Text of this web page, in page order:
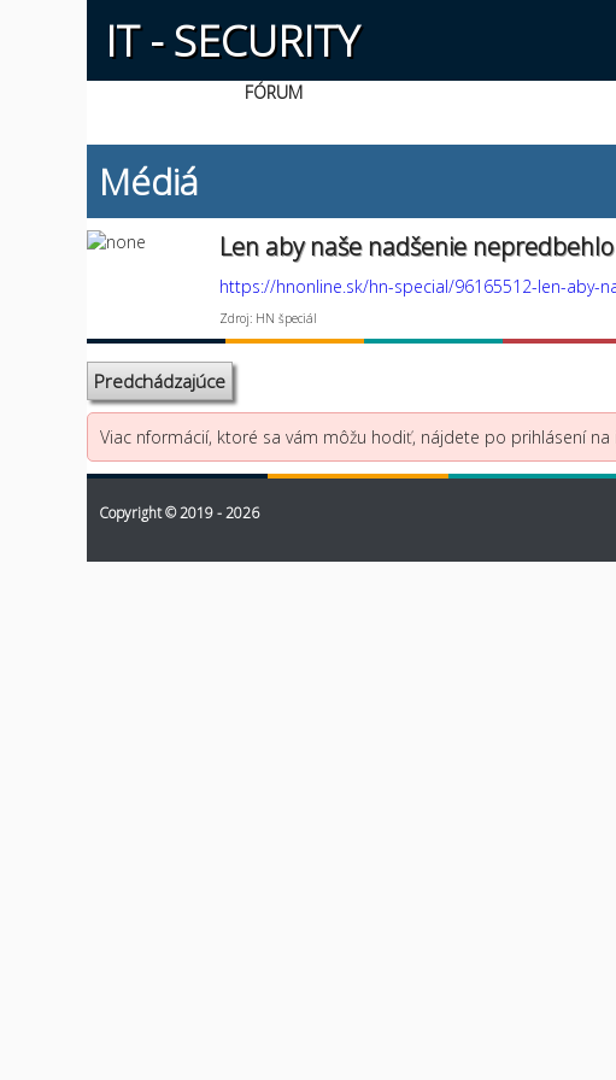
IT - SECURITY
FÓRUM
Médiá
Len aby naše nadšenie
https://hnonline.sk/hn-special/96165512-len-aby-
Zdroj: HN špeciál
Predchádzajúce
Viac nformácií, ktoré sa vám môžu hodiť, nájdete po prihlásení
Copyright © 2019 - 2026